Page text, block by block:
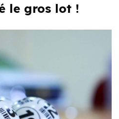
le gros lot !